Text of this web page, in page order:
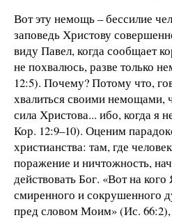
Вот эту немощь – бессилие
заповедь Христову
виду Павел, когда сообщает
не похвалюсь, разве только
12:5). Почему? Потому что,
хвалиться своими немощами,
сила Христова... ибо, когда я
Кор. 12:9–10). Оценим
христианства: там, где
поражение и ничтожность,
действовать Бог. «Вот на
смиренного и сокрушенного
пред словом Моим» (Ис. 66:2),